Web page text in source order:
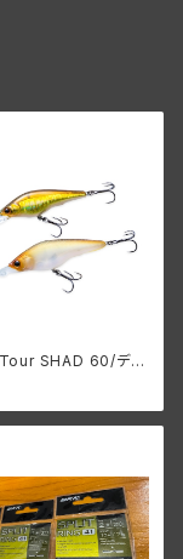
SHAD 60/デュ
ールシャッド60